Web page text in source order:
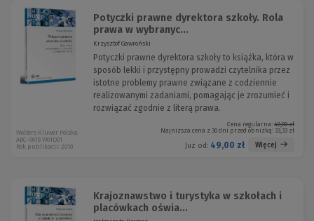
Potyczki prawne dyrektora szkoły. Rola
prawa w wybranyc...
Krzysztof Gawroński
Potyczki prawne dyrektora szkoły to książka, która w
sposób lekki i przystępny prowadzi czytelnika przez
istotne problemy prawne związane z codziennie
realizowanymi zadaniami, pomagając je zrozumieć i
rozwiązać zgodnie z literą prawa.
Cena regularna: 49,00 zł
Najniższa cena z 30 dni przed obniżką: 33,33 zł
Już od: 49,00 zł Więcej
Wolters Kluwer Polska
ABC-0618 W01D01
Rok publikacji: 2010
Krajoznawstwo i turystyka w szkołach i
placówkach oświa...